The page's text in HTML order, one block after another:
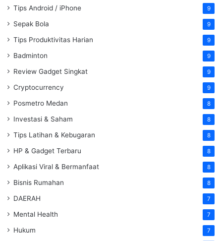
Tips Android / iPhone 9
Sepak Bola 9
Tips Produktivitas Harian 9
Badminton 9
Review Gadget Singkat 9
Cryptocurrency 9
Posmetro Medan 8
Investasi & Saham 8
Tips Latihan & Kebugaran 8
HP & Gadget Terbaru 8
Aplikasi Viral & Bermanfaat 8
Bisnis Rumahan 8
DAERAH 7
Mental Health 7
Hukum 7